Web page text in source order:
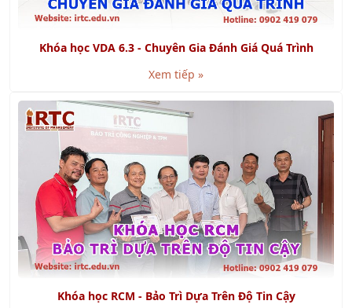
Khóa học RCM - Bảo Trì Dựa Trên Độ Tin Cậy
Xem tiếp »